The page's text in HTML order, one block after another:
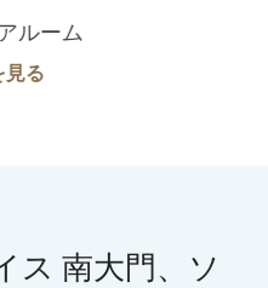
ルーム
見る
ス 南大門、ソ